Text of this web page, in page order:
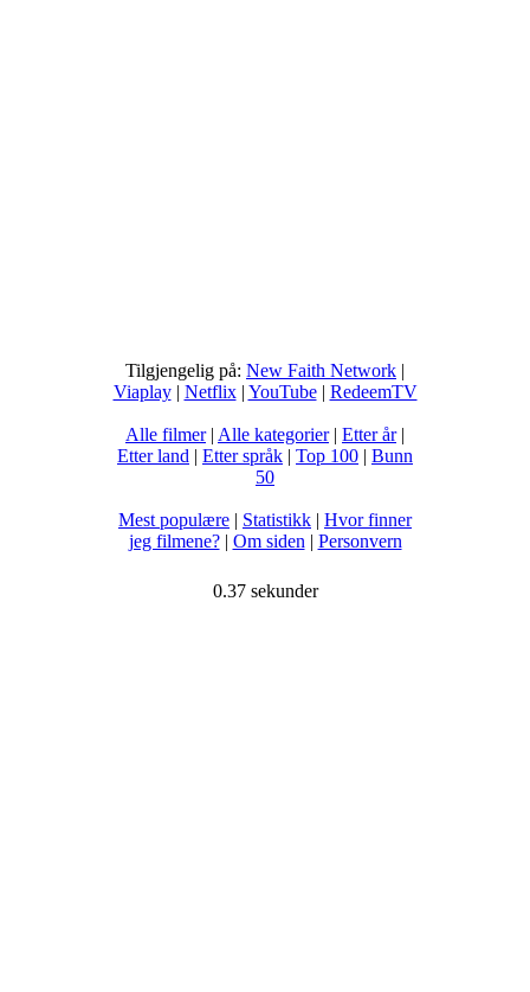
Tilgjengelig på: New Faith Network |
Viaplay| Netflix| YouTube| RedeemTV
Alle filmer| Alle kategorier| Etter år|
Etter land | Etter språk | Top 100 | Bunn
50
Mest populære | Statistikk | Hvor finner
jeg filmene?| Om siden| Personvern
0.37 sekunder